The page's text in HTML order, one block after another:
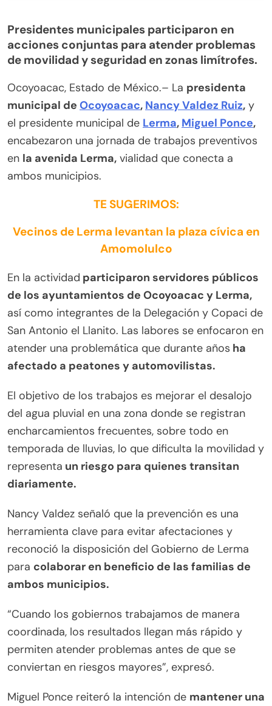
Presidentes municipales participaron en
acciones conjuntas para atender problemas
de movilidad y seguridad en zonas limítrofes.
Ocoyoacac, Estado de México.– La presidenta
municipal de Ocoyoacac, Nancy Valdez Ruiz, y
el presidente municipal de Lerma, Miguel Ponce,
encabezaron una jornada de trabajos preventivos
en la avenida Lerma, vialidad que conecta a
ambos municipios.
TE SUGERIMOS:
Vecinos de Lerma levantan la plaza cívica en
Amomolulco
En la actividad participaron servidores públicos
de los ayuntamientos de Ocoyoacac y Lerma,
así como integrantes de la Delegación y Copaci de
San Antonio el Llanito. Las labores se enfocaron en
atender una problemática que durante años ha
afectado a peatones y automovilistas.
El objetivo de los trabajos es mejorar el desalojo
del agua pluvial en una zona donde se registran
encharcamientos frecuentes, sobre todo en
temporada de lluvias, lo que dificulta la movilidad y
representa un riesgo para quienes transitan
diariamente.
Nancy Valdez señaló que la prevención es una
herramienta clave para evitar afectaciones y
reconoció la disposición del Gobierno de Lerma
para colaborar en beneficio de las familias de
ambos municipios.
“Cuando los gobiernos trabajamos de manera
coordinada, los resultados llegan más rápido y
permiten atender problemas antes de que se
conviertan en riesgos mayores”, expresó.
Miguel Ponce reiteró la intención de mantener una